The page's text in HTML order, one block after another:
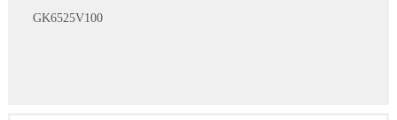
GK6525V100